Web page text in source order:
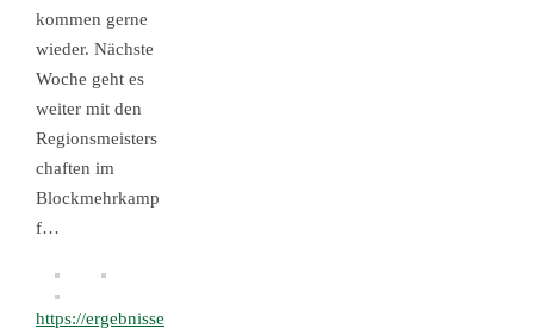
kommen gerne
wieder. Nächste
Woche geht es
weiter mit den
Regionsmeisters
chaften im
Blockmehrkamp
f…
https://ergebnisse